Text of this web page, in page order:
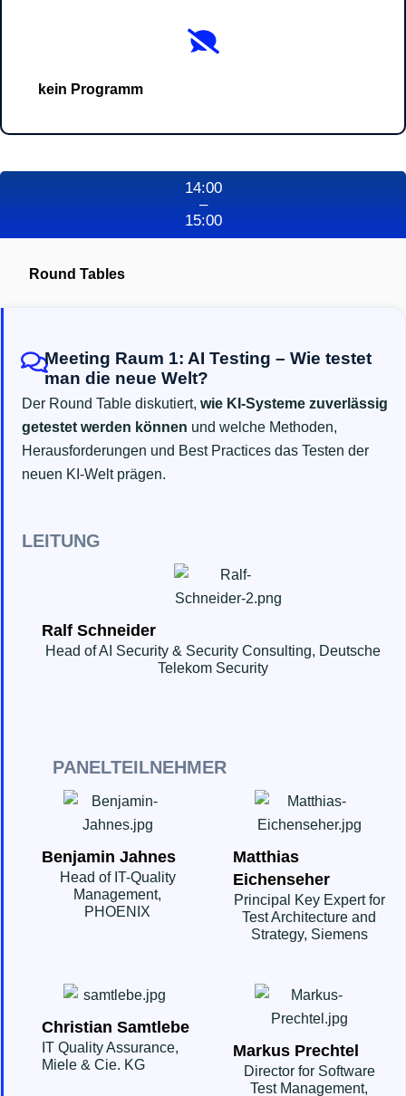
kein Programm
14:00
–
15:00
Round Tables
Meeting Raum 1: AI Testing – Wie testet
man die neue Welt?
Der Round Table diskutiert, wie KI-Systeme zuverlässig
getestet werden können und welche Methoden,
Herausforderungen und Best Practices das Testen der
neuen KI-Welt prägen.
LEITUNG
Ralf Schneider
Head of AI Security & Security Consulting, Deutsche
Telekom Security
PANELTEILNEHMER
Benjamin Jahnes
Head of IT-Quality
Management,
PHOENIX
Matthias
Eichenseher
Principal Key Expert for
Test Architecture and
Strategy, Siemens
Christian Samtlebe
IT Quality Assurance,
Miele & Cie. KG
Markus Prechtel
Director for Software
Test Management,